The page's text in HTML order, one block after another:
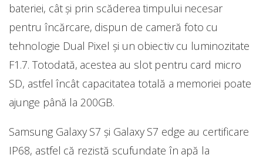
bateriei, cât și prin scăderea timpului necesar
pentru încărcare, dispun de cameră foto cu
tehnologie Dual Pixel și un obiectiv cu luminozitate
F1.7. Totodată, acestea au slot pentru card micro
SD, astfel încât capacitatea totală a memoriei poate
ajunge până la 200GB.
Samsung Galaxy S7 și Galaxy S7 edge au certificare
IP68, astfel că rezistă scufundate în apă la